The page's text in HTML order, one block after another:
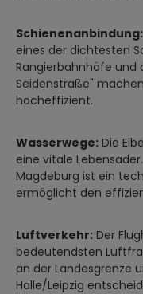
Schienenanbindung:
eines der dichtesten
Rangierbahnhöfe und
Seidenstraße"
hocheffizient.
Wasserwege: Die
eine vitale
Magdeburg ist ein
ermöglicht den
Luftverkehr: Der
bedeutendsten
an der Landesgrenze
Halle/Leipzig